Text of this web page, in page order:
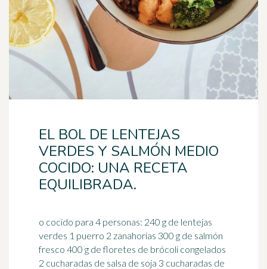
EL BOL DE LENTEJAS
VERDES Y SALMÓN MEDIO
COCIDO: UNA RECETA
EQUILIBRADA.
o cocido para 4 personas: 240 g de lentejas
verdes 1 puerro 2 zanahorias 300 g de salmón
fresco 400 g de floretes de brócoli congelados
2 cucharadas de salsa de soja 3 cucharadas de